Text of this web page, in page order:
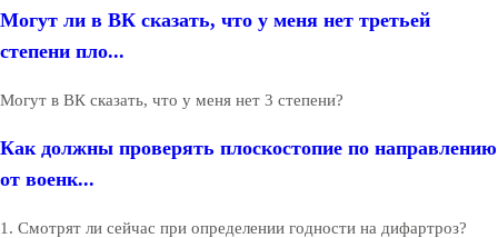
Могут ли в ВК сказать, что у меня нет третьей
степени пло...
Могут в ВК сказать, что у меня нет 3 степени?
Как должны проверять плоскостопие по направлению
от военк...
1. Смотрят ли сейчас при определении годности на дифартроз?